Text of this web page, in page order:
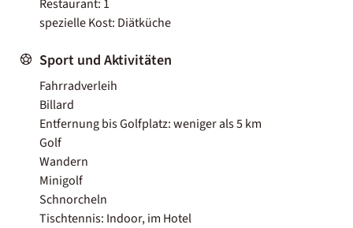
Restaurant: 1
spezielle Kost: Diätküche
Sport und Aktivitäten
Fahrradverleih
Billard
Entfernung bis Golfplatz: weniger als 5 km
Golf
Wandern
Minigolf
Schnorcheln
Tischtennis: Indoor, im Hotel